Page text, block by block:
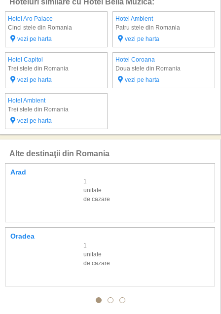
Hoteluri similare cu Hotel Bella Muzica:
Hotel Aro Palace
Cinci stele din Romania
vezi pe harta
Hotel Ambient
Patru stele din Romania
vezi pe harta
Hotel Capitol
Trei stele din Romania
vezi pe harta
Hotel Coroana
Doua stele din Romania
vezi pe harta
Hotel Ambient
Trei stele din Romania
vezi pe harta
Alte destinaţii din Romania
Arad
1
unitate
de cazare
Oradea
1
unitate
de cazare